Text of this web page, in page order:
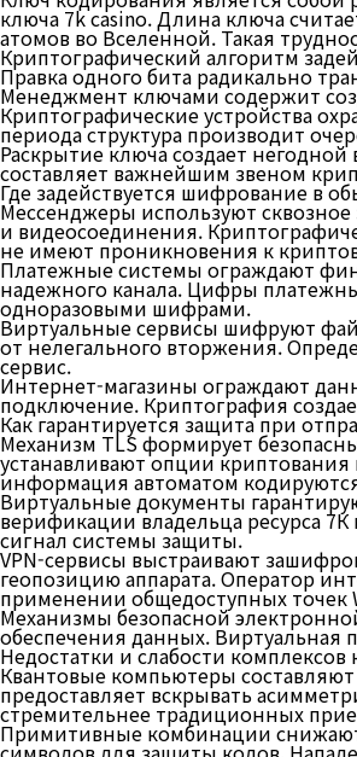
ключа 7k casino. Длина ключа
атомов во Вселенной. Такая
Криптографический алгоритм
Правка одного бита радикально
Менеджмент ключами содержит
Криптографические устройства
периода структура производит
Раскрытие ключа создает
составляет важнейшим звеном
Где задействуется шифрование в
Мессенджеры используют
и видеосоединения.
не имеют проникновения к
Платежные системы ограждают
надежного канала. Цифры
одноразовыми шифрами.
Виртуальные сервисы шифруют
от нелегального вторжения.
сервис.
Интернет-магазины ограждают
подключение. Криптография
Как гарантируется защита при
Механизм TLS формирует
устанавливают опции
информация автоматом
Виртуальные документы
верификации владельца ресурса
сигнал системы защиты.
VPN-сервисы выстраивают
геопозицию аппарата. Оператор
применении общедоступных точек
Механизмы безопасной
обеспечения данных. Виртуальная
Недостатки и слабости комплексов
Квантовые компьютеры
предоставляет вскрывать
стремительнее традиционных
Примитивные комбинации